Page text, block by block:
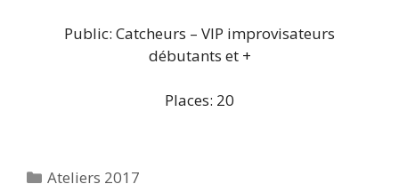
Public: Catcheurs – VIP improvisateurs
débutants et +
Places: 20
Catégories
Ateliers 2017